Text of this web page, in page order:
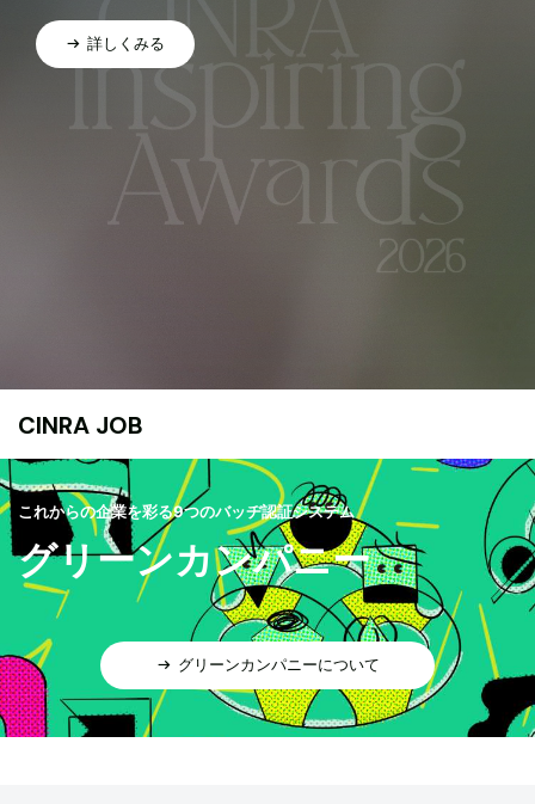
詳しくみる
CINRA JOB
これからの企業を彩る9つのバッヂ認証システム
グリーンカンパニー
グリーンカンパニーについて